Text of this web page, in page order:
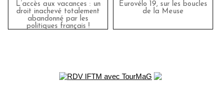
L’accès aux vacances : un
droit inachevé totalement
abandonné par les
politiques français !
Eurovélo 19, sur les boucles
de la Meuse